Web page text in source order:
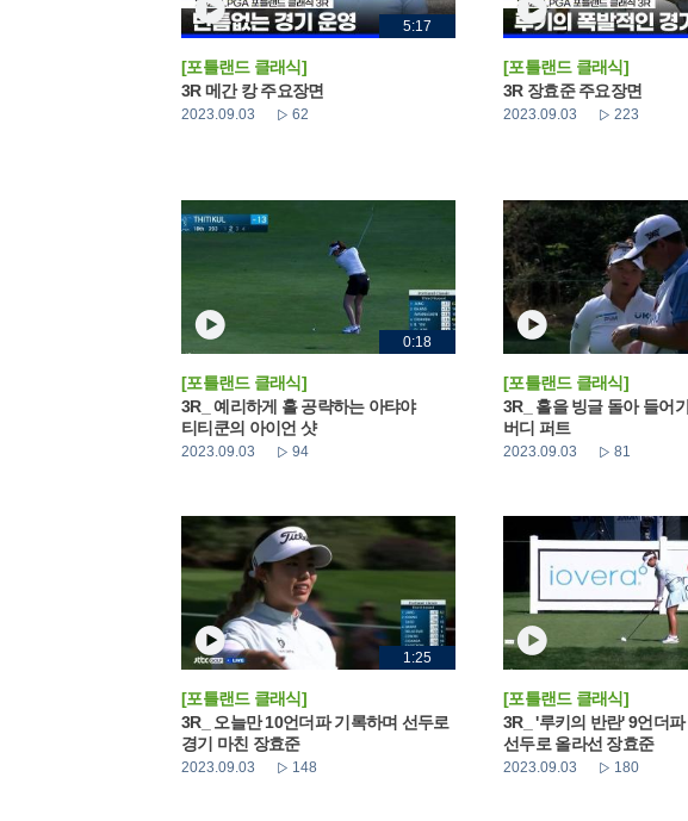
5:17
[포틀랜드 클래식]
3R 메간 캉 주요장면
2023.09.03 62
[포틀랜드 클래식]
3R 장효준 주요장면
2023.09.03 223
0:18
[포틀랜드 클래식]
3R_ 예리하게 홀 공략하는 아탸야
티티쿤의 아이언 샷
2023.09.03 94
[포틀랜드 클래식]
3R_ 홀을 빙글 돌아 들어
버디 퍼트
2023.09.03 81
1:25
[포틀랜드 클래식]
3R_ 오늘만 10언더파 기록하며 선두로
경기 마친 장효준
2023.09.03 148
[포틀랜드 클래식]
3R_ '루키의 반란' 9언더파
선두로 올라선 장효준
2023.09.03 180